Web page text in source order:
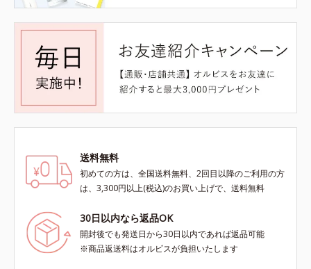
送料無料
初めての方は、全国送料無料、2回目以降のご利用の方
は、3,300円以上(税込)のお買い上げで、送料無料
30日以内なら返品OK
開封後でも発送日から30日以内であれば返品可能
※商品返送料はオルビスが負担いたします